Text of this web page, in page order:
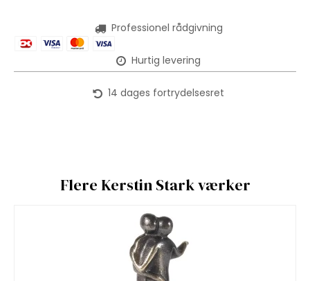
Professionel rådgivning
Hurtig levering
14 dages fortrydelsesret
Flere Kerstin Stark værker